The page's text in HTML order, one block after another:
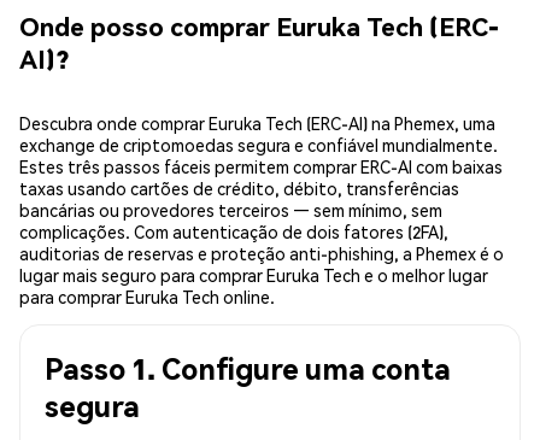
Onde posso comprar Euruka Tech (ERC-
AI)?
Descubra onde comprar Euruka Tech (ERC-AI) na Phemex, uma
exchange de criptomoedas segura e confiável mundialmente.
Estes três passos fáceis permitem comprar ERC-AI com baixas
taxas usando cartões de crédito, débito, transferências
bancárias ou provedores terceiros — sem mínimo, sem
complicações. Com autenticação de dois fatores (2FA),
auditorias de reservas e proteção anti-phishing, a Phemex é o
lugar mais seguro para comprar Euruka Tech e o melhor lugar
para comprar Euruka Tech online.
Passo 1. Configure uma conta
segura